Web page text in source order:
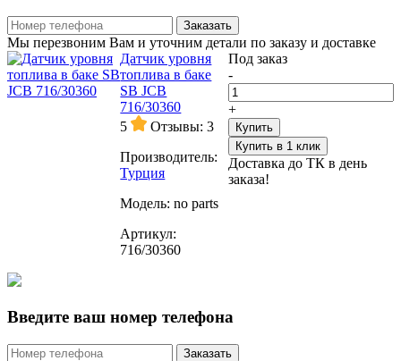
Заказать
Мы перезвоним Вам и уточним детали по заказу и доставке
Датчик уровня
топлива в баке
SB JCB
716/30360
5
Отзывы: 3
Производитель:
Турция
Модель: no parts
Артикул:
716/30360
Под заказ
-
+
Купить
Купить в 1 клик
Доставка до ТК в день
заказа!
Введите ваш номер телефона
Заказать